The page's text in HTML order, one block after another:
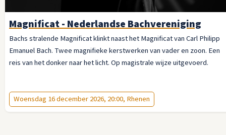
Magnificat - Nederlandse Bachvereniging
Bachs stralende Magnificat klinkt naast het Magnificat van Carl Philipp
Emanuel Bach. Twee magnifieke kerstwerken van vader en zoon. Een
reis van het donker naar het licht. Op magistrale wijze uitgevoerd.
Woensdag 16 december 2026, 20:00, Rhenen